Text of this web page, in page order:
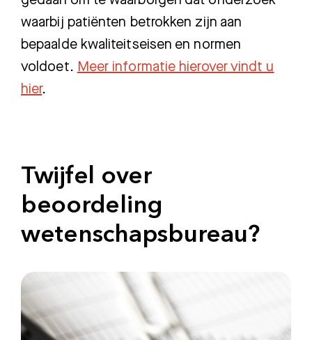
waarbij patiënten betrokken zijn aan
bepaalde kwaliteitseisen en normen
voldoet. Meer informatie hierover vindt u
hier.
Twijfel over
beoordeling
wetenschapsbureau?